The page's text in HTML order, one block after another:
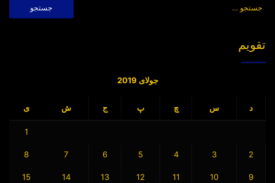
تقویم
جولای 2019
د س چ پ ج ش ی
1
2
3
4
5
6
7
8
9
10
11
12
13
14
15